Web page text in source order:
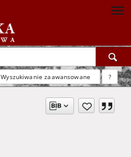
Wyszukiwanie zaawansowane ?